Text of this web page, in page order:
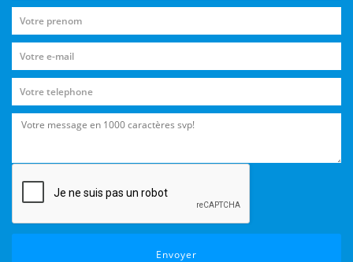
Envoyer